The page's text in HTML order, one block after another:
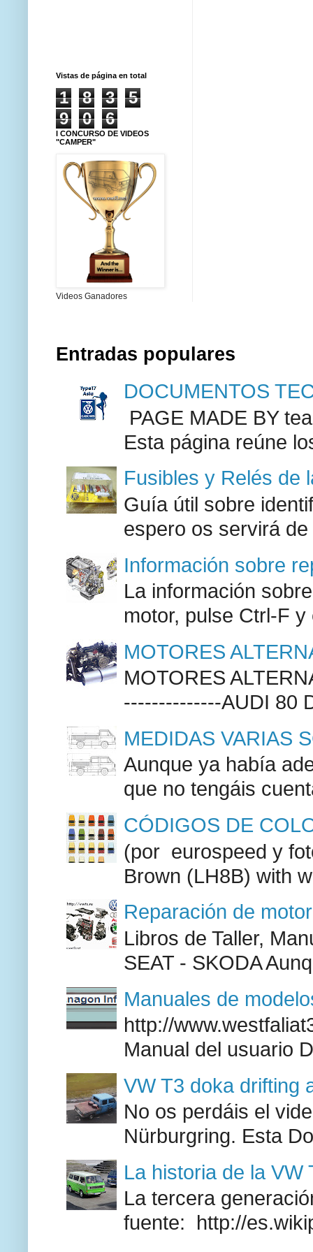
Vistas de página en total
1 8 3
5
9
0 6
I CONCURSO DE VIDEOS
"CAMPER"
Videos Ganadores
Entradas populares
DOCUMENTOS
PAGE MADE BY
Esta página reúne
Fusibles y Relés de
Guía útil sobre
espero os servirá
Información sobre
La información
motor, pulse Ctrl-F
MOTORES
MOTORES
--------------AUDI 80
MEDIDAS VARIAS
Aunque ya había
que no tengáis
CÓDIGOS DE
(por eurospeed y
Brown (LH8B) with
Reparación de
Libros de Taller,
SEAT - SKODA
Manuales de
http://
Manual del usuario
VW T3 doka drifting
No os perdáis el
Nürburgring. Esta
La historia de la
La tercera
fuente: http://